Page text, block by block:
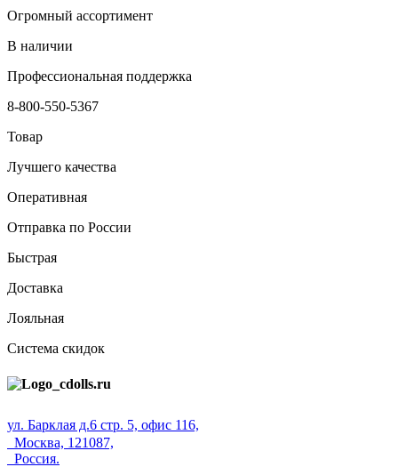
Огромный ассортимент
В наличии
Профессиональная поддержка
8-800-550-5367
Товар
Лучшего качества
Оперативная
Отправка по России
Быстрая
Доставка
Лояльная
Система скидок
ул. Барклая д.6 стр. 5, офис 116,
Москва, 121087,
Россия.